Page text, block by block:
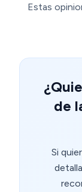
Estas
de
Si